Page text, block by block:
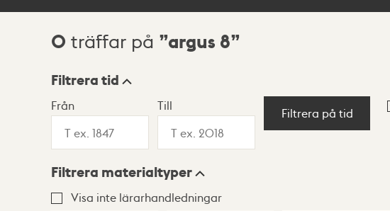
Sökresultat
0 träffar på argus 8
Visningsläge
Lista Karta
Filtrera tid
Från Till
Filtrera på tid
Filtrera materialtyper
Visa inte lärarhandledningar